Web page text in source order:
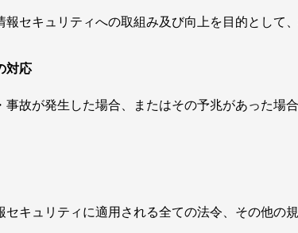
セキュリティへの取組み及び向上を目的として
対応
事故が発生した場合、またはその予兆があった場
キュリティに適用される全ての法令、その他の